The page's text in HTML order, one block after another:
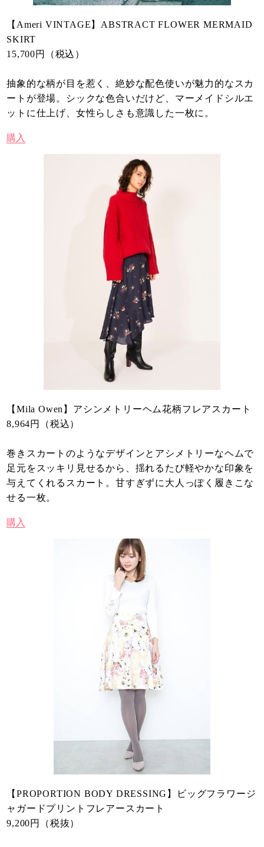
【Ameri VINTAGE】ABSTRACT FLOWER MERMAID
SKIRT
15,700円（税込）
抽象的な柄が目を惹く、絶妙な配色使いが魅力的なスカ
ートが登場。シックな色合いだけど、マーメイドシルエ
ットに仕上げ、女性らしさも意識した一枚に。
購入
【Mila Owen】アシンメトリーヘム花柄フレアスカート
8,964円（税込）
巻きスカートのようなデザインとアシメトリーなヘムで
足元をスッキリ見せるから、揺れるたび軽やかな印象を
与えてくれるスカート。甘すぎずに大人っぽく履きこな
せる一枚。
購入
【PROPORTION BODY DRESSING】ビッグフラワージ
ャガードプリントフレアースカート
9,200円（税抜）